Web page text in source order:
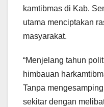
kamtibmas di Kab.
utama menciptakan
masyarakat.
“Menjelang tahun
himbauan
Tanpa
sekitar dengan